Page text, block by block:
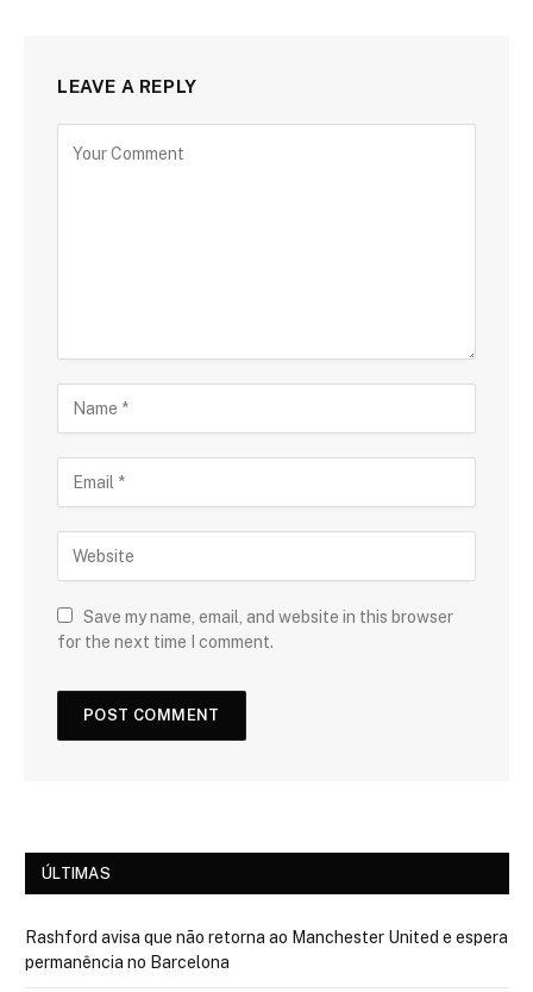
LEAVE A REPLY
Save my name, email, and website in this browser
for the next time I comment.
ÚLTIMAS
Rashford avisa que não retorna ao Manchester United e espera
permanência no Barcelona